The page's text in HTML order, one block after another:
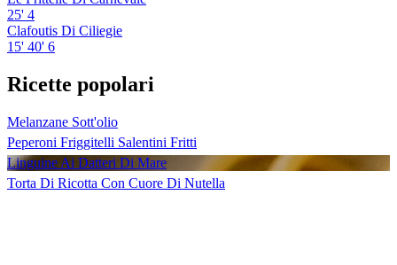
25' 4
Clafoutis Di Ciliegie
15' 40' 6
Ricette popolari
Melanzane Sott'olio
Peperoni Friggitelli Salentini Fritti
Linguine Ai Datteri Di Mare
Torta Di Ricotta Con Cuore Di Nutella